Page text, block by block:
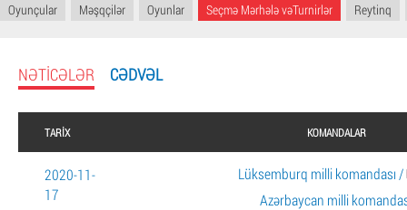
Oyunçular Məşqçilər Oyunlar Seçmə Mərhələ vəTurnirlər Reytinq
NƏTICƏLƏR CƏDVƏL
TARIX KOMANDALAR
2020-11-
17
Lüksemburq milli komandası /
Azərbaycan milli